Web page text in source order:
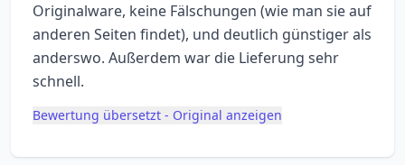
Originalware, keine Fälschungen (wie man sie auf
anderen Seiten findet), und deutlich günstiger als
anderswo. Außerdem war die Lieferung sehr
schnell.
Bewertung übersetzt - Original anzeigen